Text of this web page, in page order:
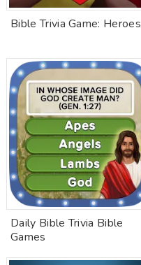
Bible Trivia Game: Heroes
Daily Bible Trivia Bible
Games